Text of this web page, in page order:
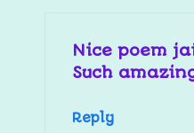
Nice poem
Such
Reply